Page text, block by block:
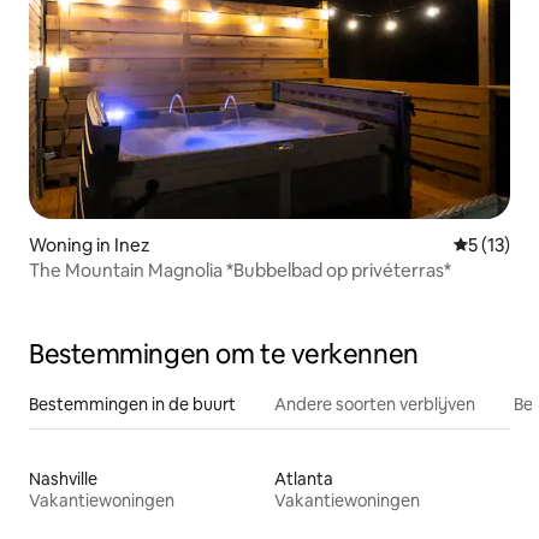
Woning in Inez
5 (13)
The Mountain Magnolia *Bubbelbad op privéterras*
Bestemmingen om te verkennen
Bestemmingen in de buurt Andere soorten verblijven
Nashville
Vakantiewoningen
Atlanta
Vakantiewoningen